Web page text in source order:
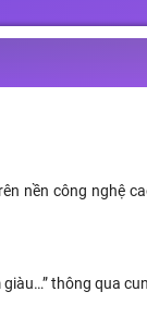
nền công nghệ
thông qua